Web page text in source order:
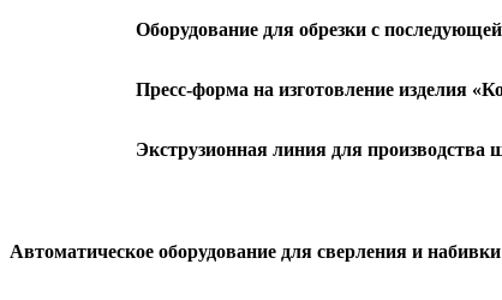
Оборудование для обрезки с
Пресс-форма на изготовление изделия
Экструзионная линия для производства
Автоматическое оборудование для сверления и